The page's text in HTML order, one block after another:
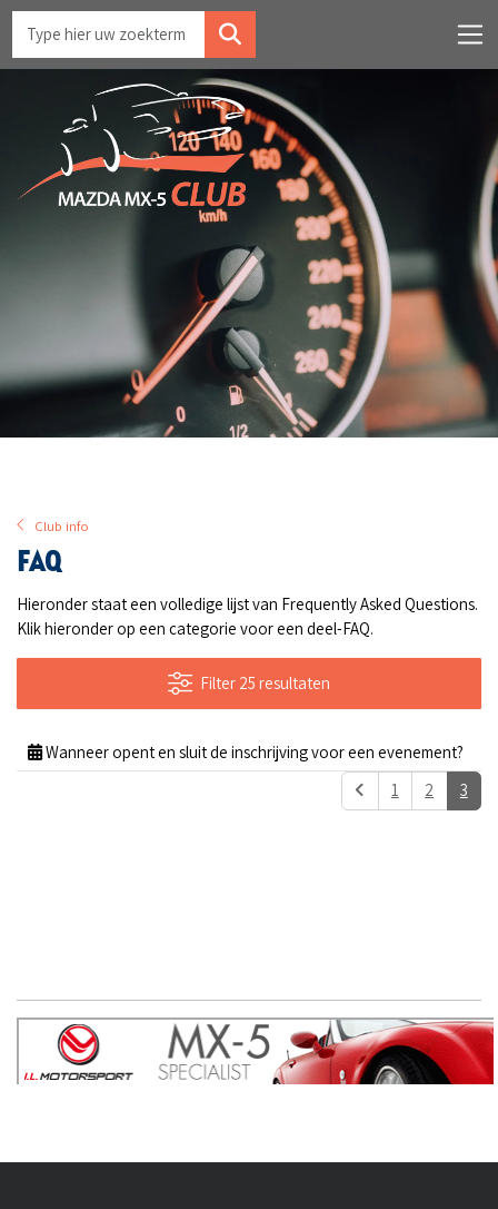
Club info
FAQ
Hieronder staat een volledige lijst van Frequently Asked Questions.
Klik hieronder op een categorie voor een deel-FAQ.
Filter 25 resultaten
Wanneer opent en sluit de inschrijving voor een evenement?
1
2 3